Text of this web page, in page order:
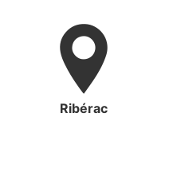
Ribérac